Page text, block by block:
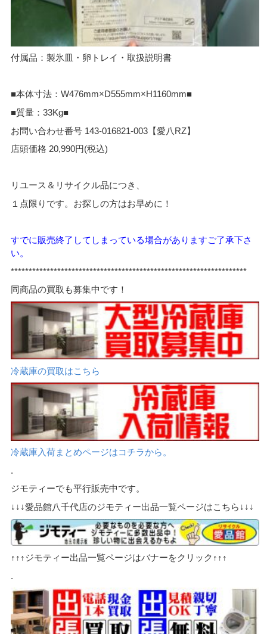
付属品：製氷皿・卵トレイ・取扱説明書
■本体寸法：W476mm×D555mm×H1160mm■
■質量：33Kg■
お問い合わせ番号 143-016821-003【愛八RZ】
店頭価格 20,990円(税込)
リユース＆リサイクル品につき、
１点限りです。お探しの方はお早めに！
すでに販売終了してしまっている場合がありますご了承下さ
い。
******************************************************************
同商品の買取も募集中です！
冷蔵庫の買取はこちら
冷蔵庫入荷まとめページはコチラから。
.
ジモティーでも平行販売中です。
↓↓↓愛品館八千代店のジモティー出品一覧ページはこちら↓↓↓
↑↑↑ジモティー出品一覧ページはバナーをクリック↑↑↑
.